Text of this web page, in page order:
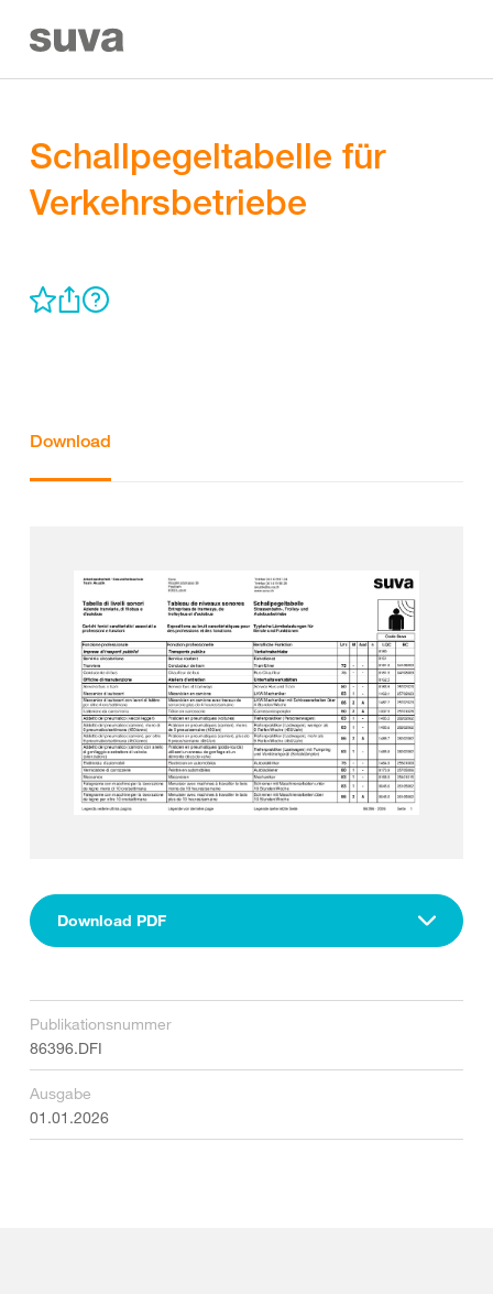
Schallpegeltabelle für
Verkehrsbetriebe
Download
Download PDF
Publikationsnummer
86396.DFI
Ausgabe
01.01.2026